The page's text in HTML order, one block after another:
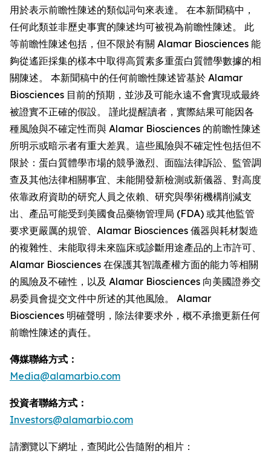
用於表示前瞻性陳述的類似詞句來表達。 在本新聞稿中，
任何此類並非歷史事實的陳述均可被視為前瞻性陳述。 此
等前瞻性陳述包括，但不限於有關 Alamar Biosciences 能
夠從遙距採集的樣本中取得高質素多重蛋白質體學數據的相
關陳述。 本新聞稿中的任何前瞻性陳述皆基於 Alamar
Biosciences 目前的預期，並涉及可能永遠不會實現或最終
被證實不正確的假設。 謹此提醒讀者，實際結果可能因各
種風險與不確定性而與 Alamar Biosciences 的前瞻性陳述
所明示或暗示者有重大差異。這些風險與不確定性包括但不
限於：蛋白質體學市場的競爭激烈、面臨法律訴訟、監管調
查及其他法律相關事宜、未能開發新檢測或新儀器、對高度
依靠政府資助的研究人員之依賴、研究與學術機構削減支
出、產品可能受到美國食品藥物管理局 (FDA) 或其他監管
要求更嚴厲的規管、Alamar Biosciences 儀器與耗材製造
的複雜性、未能取得未來臨床或診斷用途產品的上市許可、
Alamar Biosciences 在保護其智識產權方面的能力等相關
的風險及不確性，以及 Alamar Biosciences 向美國證券交
易委員會提交文件中所述的其他風險。 Alamar
Biosciences 明確聲明，除法律要求外，概不承擔更新任何
前瞻性陳述的責任。
傳媒聯絡方式：
Media@alamarbio.com
投資者聯絡方式：
Investors@alamarbio.com
請瀏覽以下網址，查閱此公告隨附的相片：